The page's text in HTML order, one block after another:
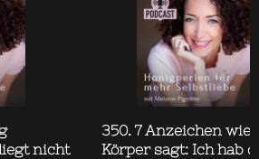
nicht
350. 7 Anzeichen wie
Körper sagt: Ich hab